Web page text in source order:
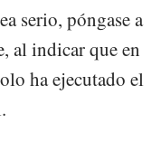
serio, póngase a
al indicar que en
ha ejecutado el